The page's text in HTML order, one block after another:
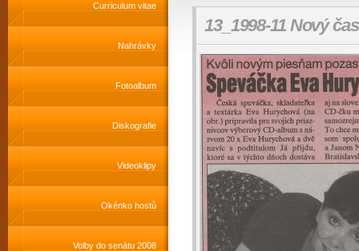
Curriculum vitae
Nahrávky
Fotoalbum
Diskografie
Videoklipy
Okénko hostů
Volby do senátu 2008
13_1998-11 Nový čas